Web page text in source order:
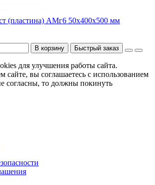
(пластина) АМг6 50х400х500 мм
В корзину Быстрый заказ
для улучшения работы сайта.
сайте, вы соглашаетесь с использованием
согласны, то должны покинуть